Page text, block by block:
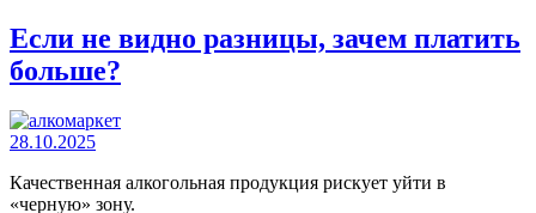
Если не видно разницы, зачем платить
больше?
28.10.2025
Качественная алкогольная продукция рискует уйти в
«черную» зону.